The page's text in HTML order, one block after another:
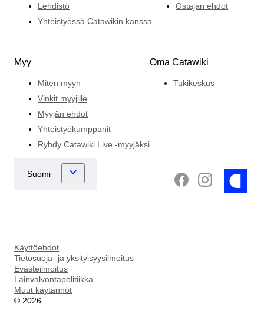
Lehdistö
Yhteistyössä Catawikin kanssa
Ostajan ehdot
Myy
Miten myyn
Vinkit myyjille
Myyjän ehdot
Yhteistyökumppanit
Ryhdy Catawiki Live -myyjäksi
Oma Catawiki
Tukikeskus
Käyttöehdot
Tietosuoja- ja yksityisyysilmoitus
Evästeilmoitus
Lainvalvontapolitiikka
Muut käytännöt
© 2026